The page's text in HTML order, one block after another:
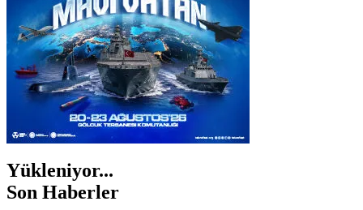
Yükleniyor...
Son Haberler